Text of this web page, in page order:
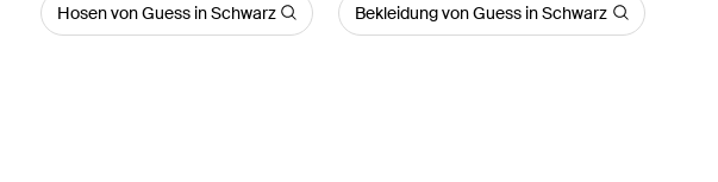
Hosen von Guess in Schwarz Bekleidung von Guess in Schwarz